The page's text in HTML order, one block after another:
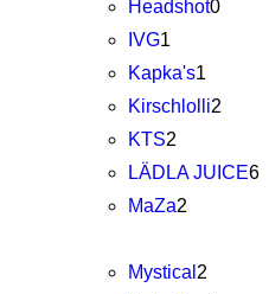
Headshot0
IVG1
Kapka's1
Kirschlolli2
KTS2
LÄDLA JUICE6
MaZa2
Mystical 2